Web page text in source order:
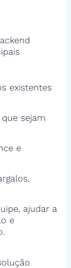
existentes
sejam
e
ajudar a
e